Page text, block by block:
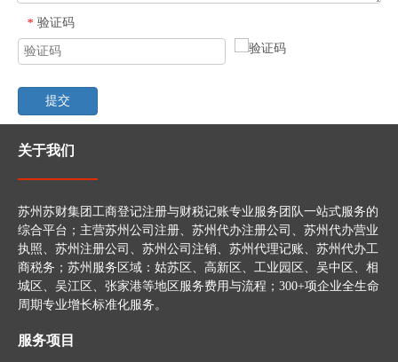
* 验证码
提交
关于我们
苏州苏财集团工商登记注册与财税记账专业服务团队一站式服务的
综合平台；主营苏州公司注册、苏州代办注册公司、苏州代办营业
执照、苏州注册公司、苏州公司注销、苏州代理记账、苏州代办工
商税务；苏州服务区域：姑苏区、高新区、工业园区、吴中区、相
城区、吴江区、张家港等地区服务费用与流程；300+项企业全生命
周期专业增长标准化服务。
服务项目